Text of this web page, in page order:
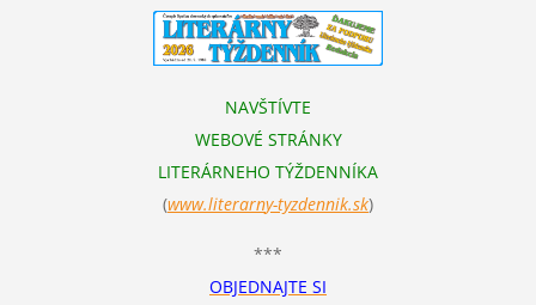
NAVŠTÍVTE
WEBOVÉ STRÁNKY
LITERÁRNEHO TÝŽDENNÍKA
(www.literarny-tyzdennik.sk)
***
OBJEDNAJTE SI